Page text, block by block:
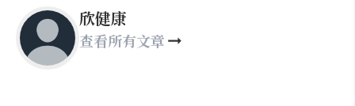
欣健康
查看所有文章